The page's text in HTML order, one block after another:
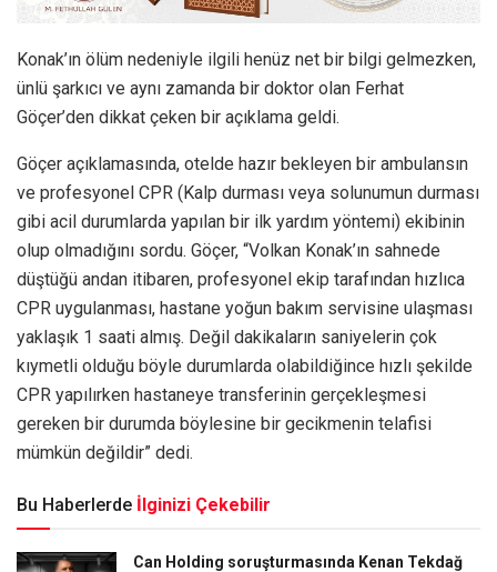
Konak’ın ölüm nedeniyle ilgili henüz net bir bilgi gelmezken,
ünlü şarkıcı ve aynı zamanda bir doktor olan Ferhat
Göçer’den dikkat çeken bir açıklama geldi.
Göçer açıklamasında, otelde hazır bekleyen bir ambulansın
ve profesyonel CPR (Kalp durması veya solunumun durması
gibi acil durumlarda yapılan bir ilk yardım yöntemi) ekibinin
olup olmadığını sordu. Göçer, “Volkan Konak’ın sahnede
düştüğü andan itibaren, profesyonel ekip tarafından hızlıca
CPR uygulanması, hastane yoğun bakım servisine ulaşması
yaklaşık 1 saati almış. Değil dakikaların saniyelerin çok
kıymetli olduğu böyle durumlarda olabildiğince hızlı şekilde
CPR yapılırken hastaneye transferinin gerçekleşmesi
gereken bir durumda böylesine bir gecikmenin telafisi
mümkün değildir” dedi.
Bu Haberlerde İlginizi Çekebilir
Can Holding soruşturmasında Kenan Tekdağ